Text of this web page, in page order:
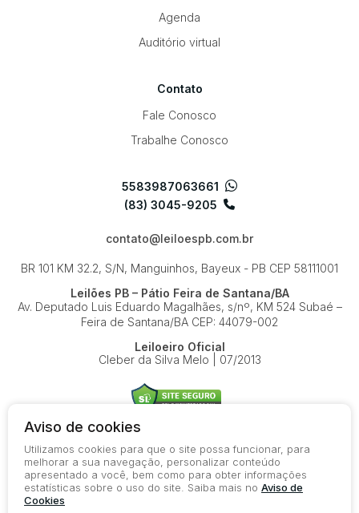
Agenda
Auditório virtual
Contato
Fale Conosco
Trabalhe Conosco
5583987063661
(83) 3045-9205
contato@leiloespb.com.br
BR 101 KM 32.2, S/N, Manguinhos, Bayeux - PB CEP 58111001
Leilões PB – Pátio Feira de Santana/BA
Av. Deputado Luis Eduardo Magalhães, s/nº, KM 524Subaé –
Feira de Santana/BA CEP: 44079-002
Leiloeiro Oficial
Cleber da Silva Melo | 07/2013
© 2026-present - Todos os direitos reservados
Política de Privacidade
Aviso de cookies
Utilizamos cookies para que o site possa funcionar, para
melhorar a sua navegação, personalizar conteúdo
apresentado a você, bem como para obter informações
estatísticas sobre o uso do site. Saiba mais no Aviso de
Cookies